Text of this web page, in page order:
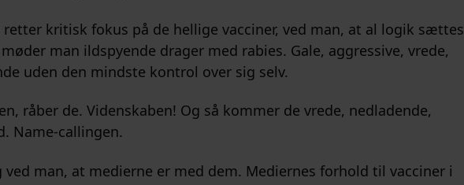
retter kritisk fokus på de hellige vacciner, ved man, at al logik sættes
man ildspyende drager med rabies. Gale, aggressive, vrede,
uden den mindste kontrol over sig selv.
råber de. Videnskaben! Og så kommer de vrede, nedladende,
Name-callingen.
ved man, at medierne er med dem. Mediernes forhold til vacciner i